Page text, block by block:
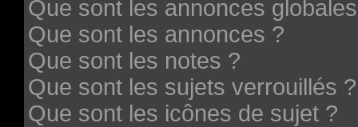
Que sont les annonces
Que sont les annonces ?
Que sont les notes ?
Que sont les sujets verrouillés ?
Que sont les icônes de sujet ?